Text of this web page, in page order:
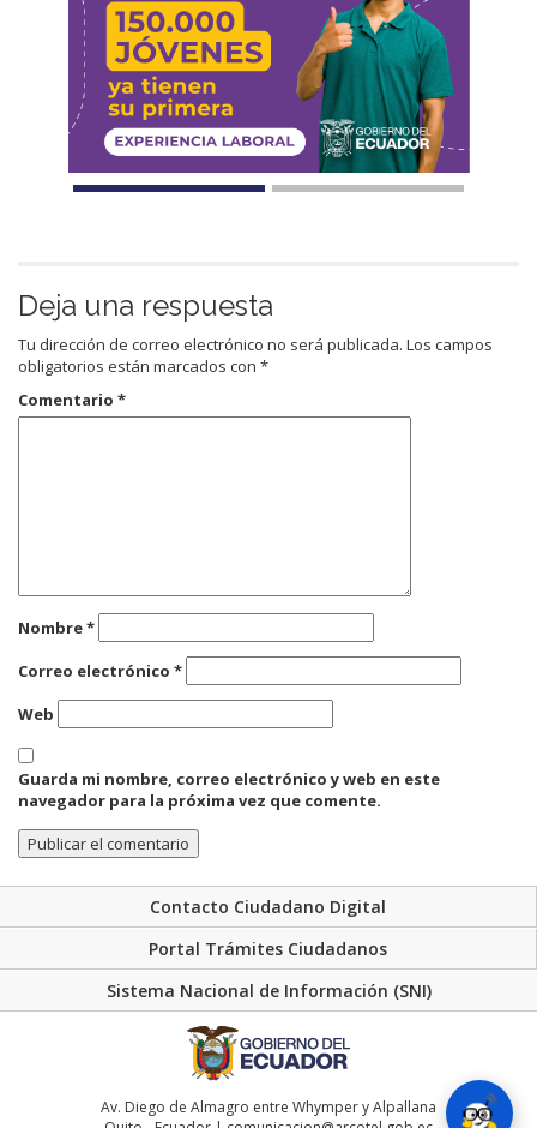
Deja una respuesta
Tu dirección de correo electrónico no será publicada. Los campos
obligatorios están marcados con *
Comentario *
Nombre*
Correo electrónico *
Web
Guarda mi nombre, correo electrónico y web en este
navegador para la próxima vez que comente.
Contacto Ciudadano Digital
Portal Trámites Ciudadanos
Sistema Nacional de Información (SNI)
Av. Diego de Almagro entre Whymper y Alpallana